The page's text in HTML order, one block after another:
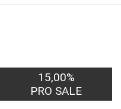
15,00%
PRO SALE